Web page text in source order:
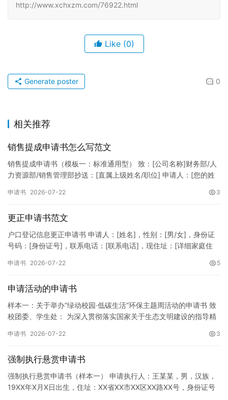
http://www.xchxzm.com/76922.html
Like (0)
0
Generate poster
相关推荐
销售提成申请书怎么写范文
销售提成申请书（模板一：标准通用型） 致：[公司名称]财务部/人
力资源部/销售管理部抄送：[直属上级姓名/职位] 申请人：[您的姓
申请书 2026-07-22 3
更正申请书范文
户口登记信息更正申请书 申请人：[姓名]，性别：[男/女]，身份证
号码：[身份证号]，联系电话：[联系电话]，现住址：[详细家庭住
申请书 2026-07-22 5
申请活动的申请书
样本一：关于举办“绿动校园·低碳生活”环保主题周活动的申请书 致
校团委、学生处： 为深入贯彻落实国家关于生态文明建设的指导精
申请书 2026-07-22 3
强制执行悬赏申请书
强制执行悬赏申请书（样本一） 申请执行人：王某某，男，汉族，
19XX年X月X日出生，住址：XX省XX市XX区XX路XX号，身份证号